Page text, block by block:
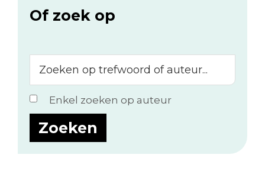
Of zoek op
op
trefwoord
of
auteur...
Enkel zoeken op auteur